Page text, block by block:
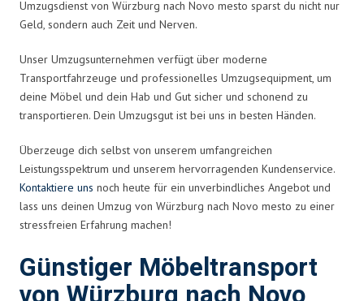
Umzugsdienst von Würzburg nach Novo mesto sparst du nicht nur
Geld, sondern auch Zeit und Nerven.
Unser Umzugsunternehmen verfügt über moderne
Transportfahrzeuge und professionelles Umzugsequipment, um
deine Möbel und dein Hab und Gut sicher und schonend zu
transportieren. Dein Umzugsgut ist bei uns in besten Händen.
Überzeuge dich selbst von unserem umfangreichen
Leistungsspektrum und unserem hervorragenden Kundenservice.
Kontaktiere uns noch heute für ein unverbindliches Angebot und
lass uns deinen Umzug von Würzburg nach Novo mesto zu einer
stressfreien Erfahrung machen!
Günstiger Möbeltransport